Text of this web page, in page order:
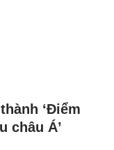
‘Điểm
châu Á’